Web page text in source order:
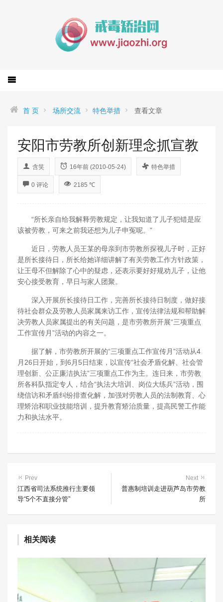
首 页 场所交流 特色举措 查看文章
安阳市劳教所创新理念抓宣教
含笑 16年前 (2010-05-24) 特色举措
0 评论 2185 ℃
“所长亲自给我解释劳教规定，让我知道了儿子犯错是应
该被劳教，可来之前我还想为儿子申冤呢。”
近日，劳教人员王某的母亲到市劳教所探视儿子时，正好
是所长接待日，所长给她详细讲解了有关劳教工作方针政策，
让王母不但解除了心中的疑虑，还表示要好好规劝儿子，让他
安心接受教育，早日与家人团聚。
深入开展所长接待日工作，完善所长接待日制度，做好接
待社会群众及劳教人员家属来访工作，宣传法律法规和帮助解
决劳教人员家属提出的有关问题，是市劳教所开展“三项重点
工作宣传月”活动的内容之一。
据了解，市劳教所开展的“三项重点工作宣传月”活动从4
月26日开始，到6月5日结束，以宣传“社会矛盾化解、社会管
理创新、公正廉洁执法”三项重点工作为主。连日来，市劳教
所各科队指定专人，结合“执法大培训、岗位大练兵”活动，围
绕信访和矛盾纠纷排查化解，加强对劳教人员的法制教育、心
理矫治和职业技能培训，提升教育矫治质量，提高民警工作能
力和执法水平。
Prev
江西省司法系统推行主要领
导“5个不直接分管”
Next
普惠制培训走进葫芦岛市劳教
所
相关阅读